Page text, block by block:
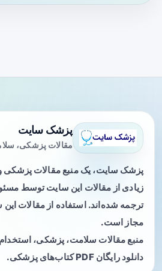
پزشک سایت
مقالات پزشکی،
پزشک سایت، یک منبع مقالات
زیادی از مقالات این سایت توسط
ترجمه شده‌اند. استفاده از مقالات
مجاز است.
منبع مقالات سلامت، پزشکی،
دانلود رایگان PDF کتاب‌های پزشکی.